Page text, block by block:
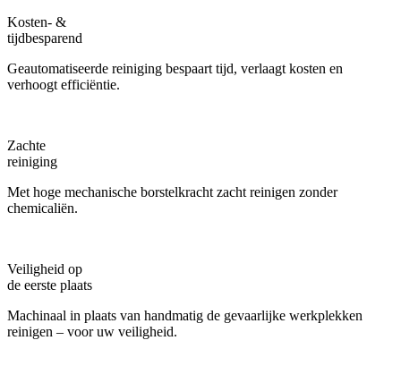
Kosten- &
tijdbesparend
Geautomatiseerde reiniging bespaart tijd, verlaagt kosten en
verhoogt efficiëntie.
Zachte
reiniging
Met hoge mechanische borstelkracht zacht reinigen zonder
chemicaliën.
Veiligheid op
de eerste plaats
Machinaal in plaats van handmatig de gevaarlijke werkplekken
reinigen – voor uw veiligheid.